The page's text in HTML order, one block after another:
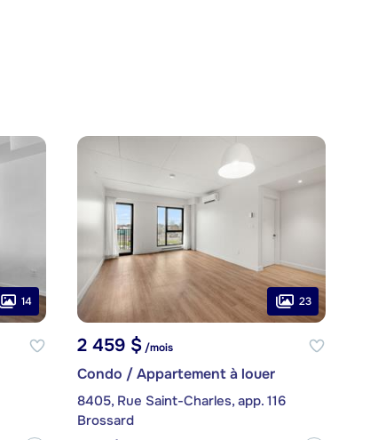
14 23
2 459 $/mois
Condo / Appartement à louer
8405, Rue Saint-Charles, app. 116
Brossard